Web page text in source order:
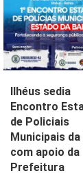
Ilhéus sedia
Encontro
de Policiais
Municipais da
com apoio da
Prefeitura